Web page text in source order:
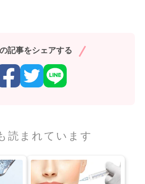
記事をシェアする
読まれています